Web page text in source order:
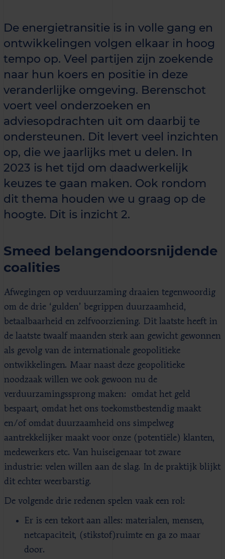
De energietransitie is in volle gang en
ontwikkelingen volgen elkaar in hoog
tempo op. Veel partijen zijn zoekende
naar hun koers en positie in deze
veranderlijke omgeving. Berenschot
voert veel onderzoeken en
adviesopdrachten uit om daarbij te
ondersteunen. Dit levert veel inzichten
op, die we jaarlijks met u delen. In
2023 is het tijd om daadwerkelijk
keuzes te gaan maken. Ook rondom
dit thema houden we u graag op de
hoogte. Dit is inzicht 2.
Smeed belangendoorsnijdende
coalities
Afwegingen op verduurzaming draaien tegenwoordig
om de drie ‘gulden’ begrippen duurzaamheid,
betaalbaarheid en zelfvoorziening. Dit laatste heeft in
de laatste twaalf maanden sterk aan gewicht gewonnen
als gevolg van de internationale geopolitieke
ontwikkelingen. Maar naast deze geopolitieke
noodzaak willen we ook gewoon nu de
verduurzamingssprong maken: omdat het geld
bespaart, omdat het ons toekomstbestendig maakt
en/of omdat duurzaamheid ons simpelweg
aantrekkelijker maakt voor onze (potentiële) klanten,
medewerkers etc. Van huiseigenaar tot zware
industrie: velen willen aan de slag. In de praktijk blijkt
dit echter weerbarstig.
De volgende drie redenen spelen vaak een rol:
Er is een tekort aan alles: materialen, mensen,
netcapaciteit, (stikstof)ruimte en ga zo maar
door.